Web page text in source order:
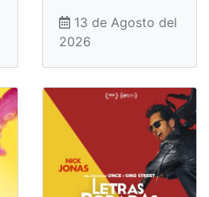
13 de Agosto del
2026